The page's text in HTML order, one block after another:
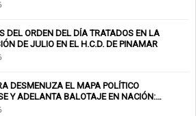
DEL ORDEN DEL DÍA TRATADOS EN LA
DE JULIO EN EL H.C.D. DE PINAMAR
DESMENUZA EL MAPA POLÍTICO
Y ADELANTA BALOTAJE EN NACIÓN: